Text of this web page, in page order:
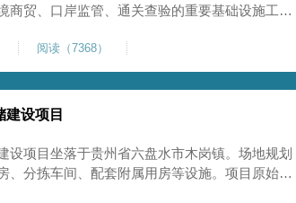
商贸、口岸监管、通关查验的重要基础设施工
地强夯提升地基承载力、消除不均匀沉降，满足
重型作业场地使
阅读（7368）
建设项目
设项目坐落于贵州省六盘水市木岗镇。场地规划
、分拣车间、配套附属用房等设施。项目原始场